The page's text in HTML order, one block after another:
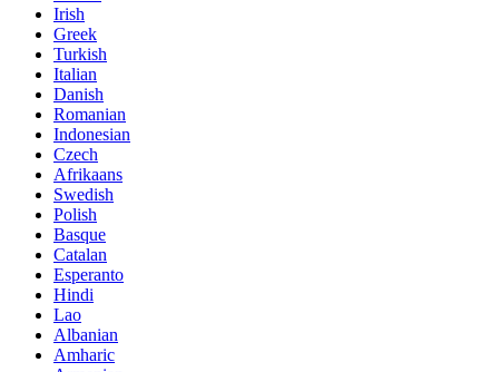
Irish
Greek
Turkish
Italian
Danish
Romanian
Indonesian
Czech
Afrikaans
Swedish
Polish
Basque
Catalan
Esperanto
Hindi
Lao
Albanian
Amharic